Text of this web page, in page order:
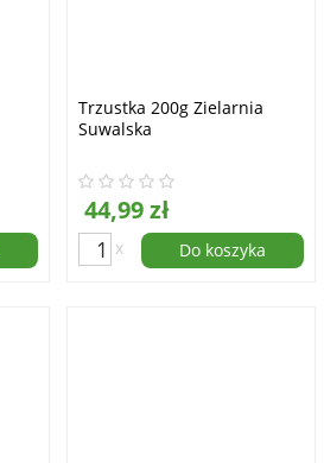
Trzustka 200g Zielarnia
Suwalska
44,99 zł
x Do koszyka